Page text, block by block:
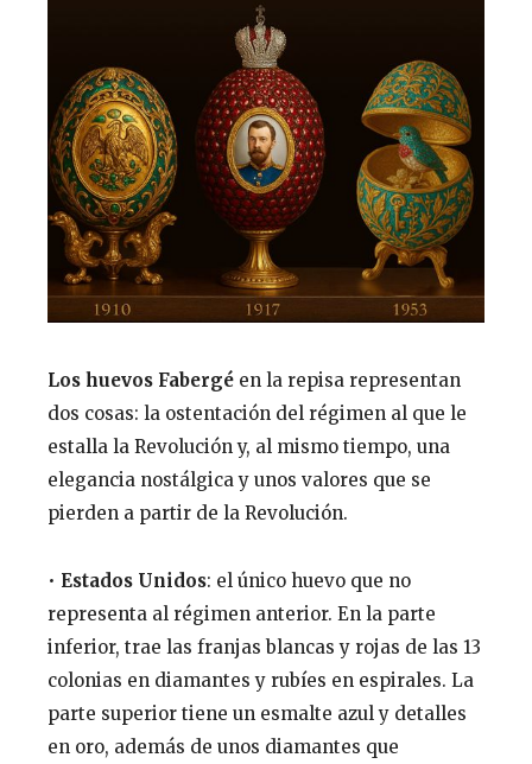
Los huevos Fabergé en la repisa representan
dos cosas: la ostentación del régimen al que le
estalla la Revolución y, al mismo tiempo, una
elegancia nostálgica y unos valores que se
pierden a partir de la Revolución.
• Estados Unidos: el único huevo que no
representa al régimen anterior. En la parte
inferior, trae las franjas blancas y rojas de las 13
colonias en diamantes y rubíes en espirales. La
parte superior tiene un esmalte azul y detalles
en oro, además de unos diamantes que